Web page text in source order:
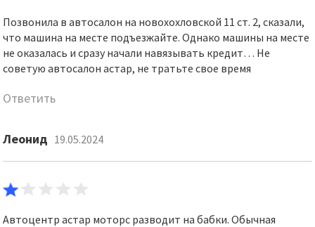
Позвонила в автосалон на новохохловской 11 ст. 2, сказали,
что машина на месте подъезжайте. Однако машины на месте
не оказалась и сразу начали навязывать кредит… Не
советую автосалон астар, не тратьте свое время
Ответить
Леонид 19.05.2024
Автоцентр астар моторс разводит на бабки. Обычная